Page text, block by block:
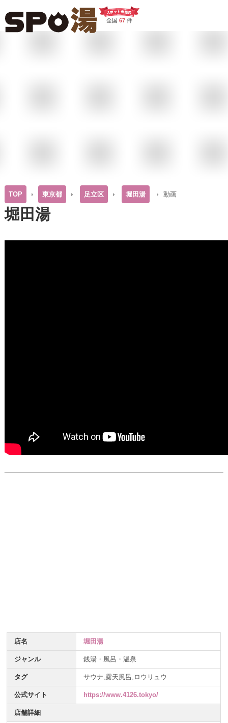
全国 67件
TOP 東京都 足立区 堀田湯 動画
堀田湯
店名 堀田湯
ジャンル 銭湯・風呂・温泉
タグ サウナ,露天風呂,ロウリュウ
公式サイト https://www.4126.tokyo/
店舗詳細